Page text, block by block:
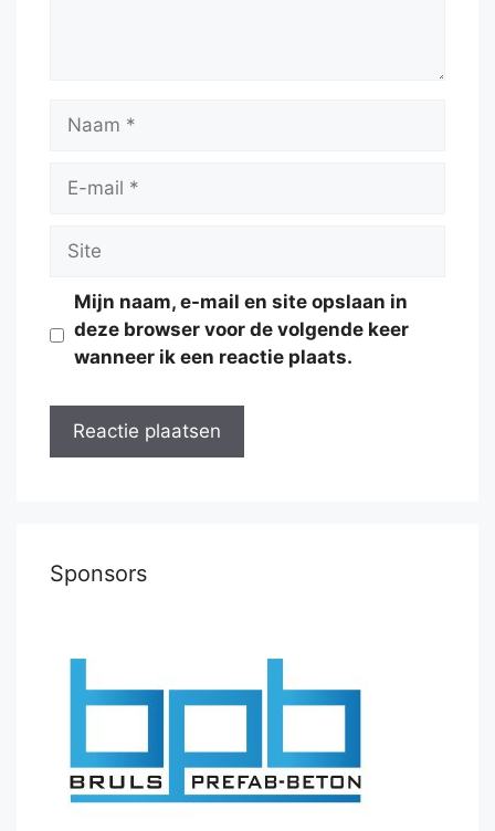
Naam
Site
Mijn naam, e-mail en site opslaan in
deze browser voor de volgende keer
wanneer ik een reactie plaats.
Sponsors